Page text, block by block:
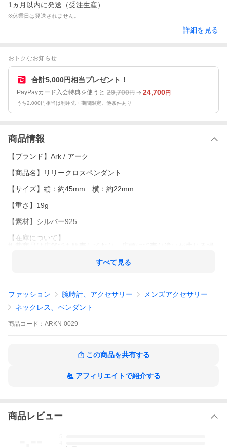
1ヵ月以内に発送（受注生産）
※休業日は発送されません。
詳細を見る
おトクなお知らせ
合計5,000円相当プレゼント！
PayPayカード入会特典を使うと 29,700円 24,700円
うち2,000円相当は利用先・期間限定。他条件あり
商品情報
【ブランド】Ark / アーク
【商品名】リリークロスペンダント
【サイズ】縦：約45mm 横：約22mm
【重さ】19g
【素材】シルバー925
【在庫について】
その際、納期は2〜3週間となります。ご理解、ご了承願います。
すべて見る
ファッション 腕時計、アクセサリー
メンズアクセサリー
ネックレス、ペンダント
商品 コード： ARKN-0029
この商品を共有する
アフィリエイトで紹介する
商品レビュー